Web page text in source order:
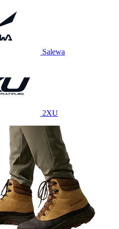
Salewa
2XU